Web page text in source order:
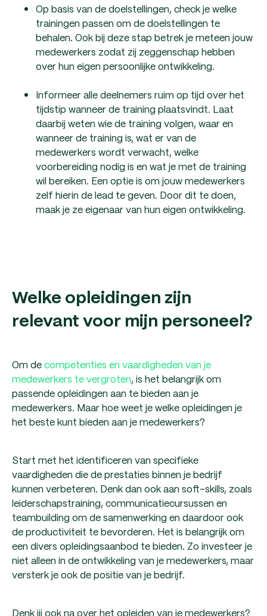
Op basis van de doelstellingen, check je welke
trainingen passen om de doelstellingen te
behalen. Ook bij deze stap betrek je meteen jouw
medewerkers zodat zij zeggenschap hebben
over hun eigen persoonlijke ontwikkeling.
Informeer alle deelnemers ruim op tijd over het
tijdstip wanneer de training plaatsvindt. Laat
daarbij weten wie de training volgen, waar en
wanneer de training is, wat er van de
medewerkers wordt verwacht, welke
voorbereiding nodig is en wat je met de training
wil bereiken. Een optie is om jouw medewerkers
zelf hierin de lead te geven. Door dit te doen,
maak je ze eigenaar van hun eigen ontwikkeling.
Welke opleidingen zijn
relevant voor mijn personeel?
Om decompetenties en vaardigheden van je
medewerkers te vergroten, is het belangrijk om
passende opleidingen aan te bieden aan je
medewerkers. Maar hoe weet je welke opleidingen je
het beste kunt bieden aan je medewerkers?
Start met het identificeren van specifieke
vaardigheden die de prestaties binnen je bedrijf
kunnen verbeteren. Denk dan ook aan soft-skills, zoals
leiderschapstraining, communicatiecursussen en
teambuilding om de samenwerking en daardoor ook
de productiviteit te bevorderen. Het is belangrijk om
een divers opleidingsaanbod te bieden. Zo investeer je
niet alleen in de ontwikkeling van je medewerkers, maar
versterk je ook de positie van je bedrijf.
Denk jij ook na over het opleiden van je medewerkers?